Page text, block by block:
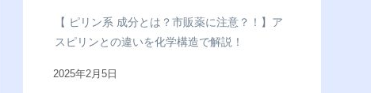
【 ピリン系 成分とは？市販薬に注意？！】ア
スピリンとの違いを化学構造で解説！
2025年2月5日